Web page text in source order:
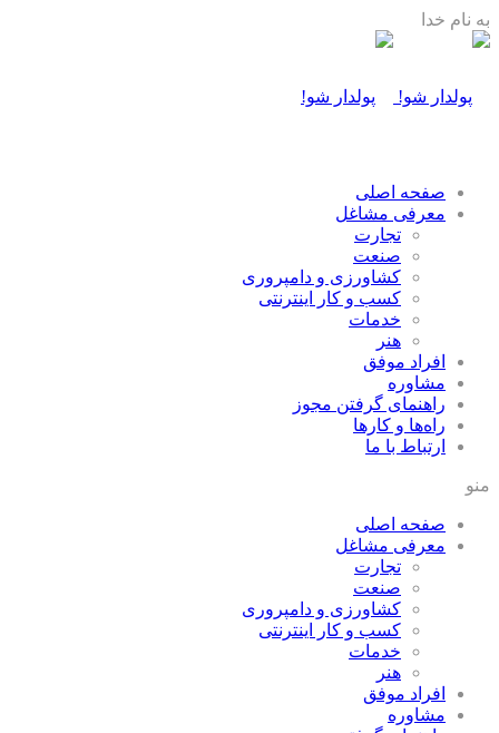
به نام خدا
صفحه اصلی
معرفی مشاغل
تجارت
صنعت
كشاورزی و دامپروری
كسب و كار اينترنتی
خدمات
هنر
افراد موفق
مشاوره
راهنمای گرفتن مجوز
راه‌ها و كارها
ارتباط با ما
منو
صفحه اصلی
معرفی مشاغل
تجارت
صنعت
كشاورزی و دامپروری
كسب و كار اينترنتی
خدمات
هنر
افراد موفق
مشاوره